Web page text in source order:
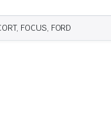
FOCUS, FORD